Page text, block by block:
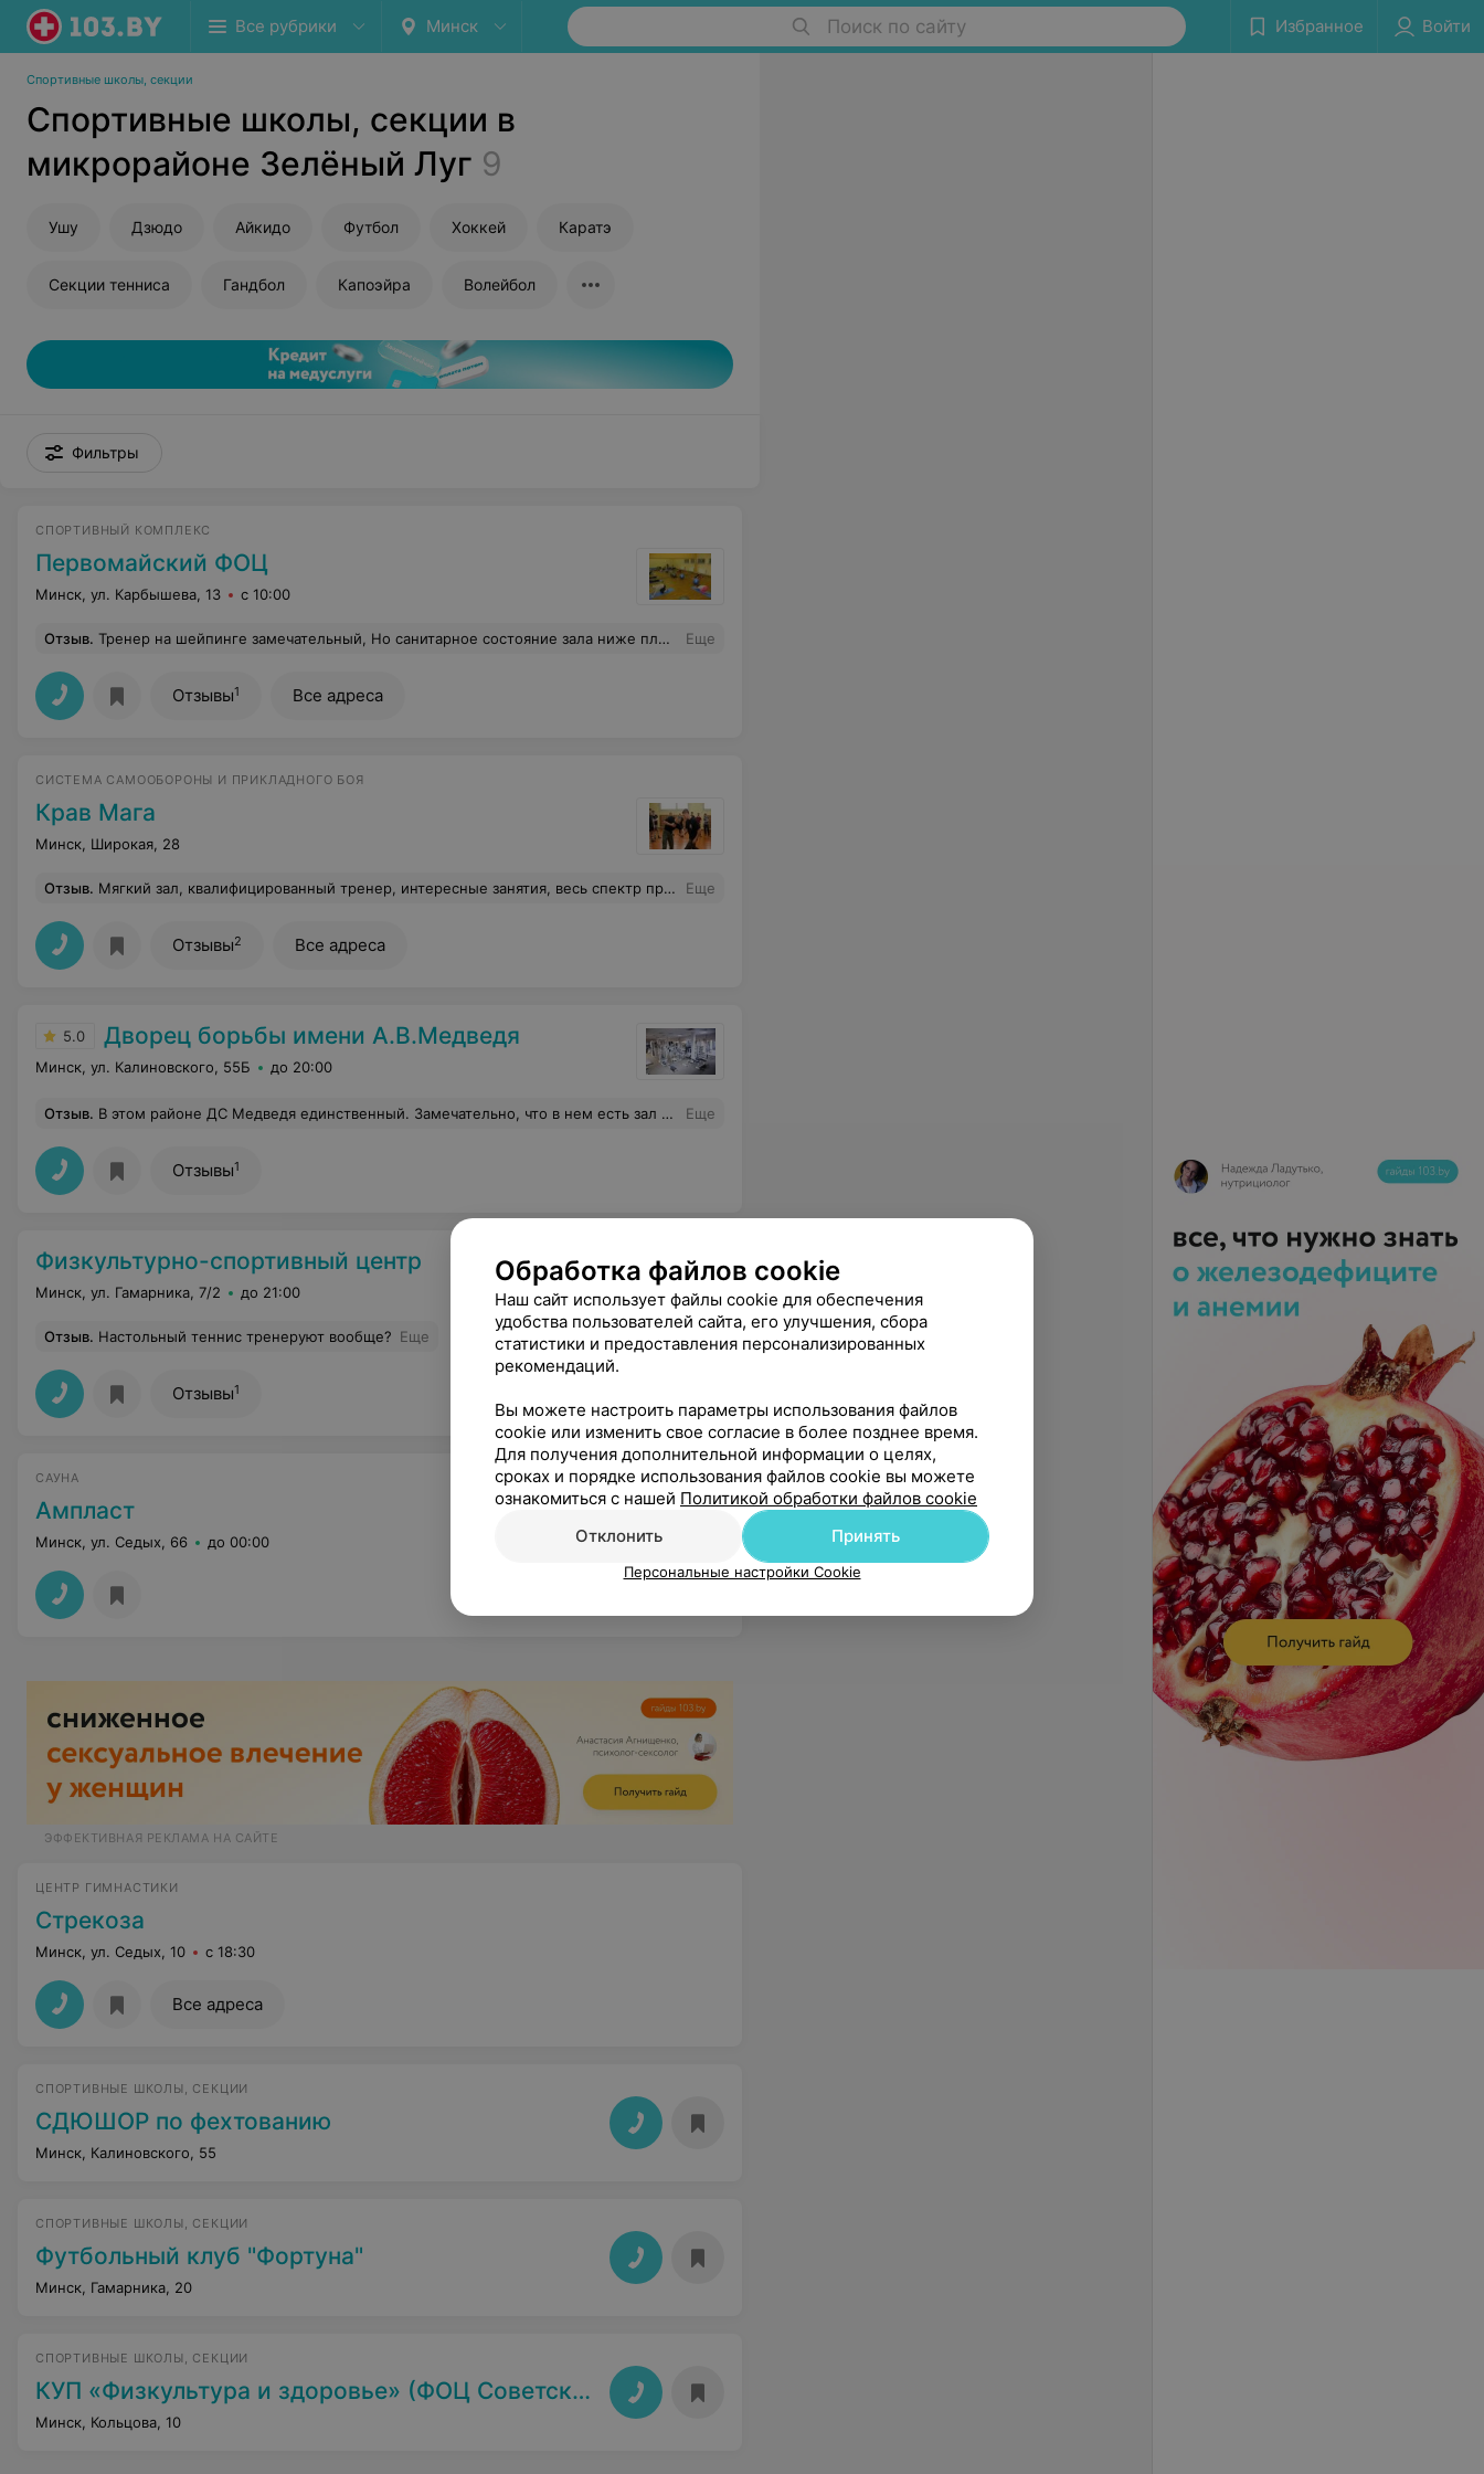
Все рубрики Минск Поиск по сайту Избранное Войти
Спортивные школы, секции
Спортивные школы, секции в
микрорайоне Зелёный Луг 9
Ушу Дзюдо Айкидо Футбол Хоккей Каратэ
Секции тенниса Гандбол Капоэйра Волейбол
Фильтры
СПОРТИВНЫЙ КОМПЛЕКС
Первомайский ФОЦ
Минск, ул. Карбышева, 13 с 10:00
Отзыв. Тренер на шейпинге замечательный, Но санитарное состояние зала ниже плинтуса Еще
Отзывы1 Все адреса
СИСТЕМА САМООБОРОНЫ И ПРИКЛАДНОГО БОЯ
Крав Мага
Минск, Широкая, 28
Отзыв. Мягкий зал, квалифицированный тренер, интересные занятия, весь спектр приемов самообороны. Возраст не помеха, адекватные нагрузки, отличное самочувствие после тренировки. Уютный комплекс с кафе, местами для отдыха, возможно заказ сауны по предварительной записи. Еще
Отзывы2 Все адреса
5.0 Дворец борьбы имени А.В.Медведя
Минск, ул. Калиновского, 55Б до 20:00
Отзыв. В этом районе ДС Медведя единственный. Замечательно, что в нем есть зал фитнеса и в нем проводятся занятия пилатесом, аэробикой и бодифлексом для всех желающих. Занятия ведет уникальный тренер с высшим образованием Ольга Давидовская, которая не только профессионально ведет занятия, но и благодаря подготовке психолога, создает в зале дружескую обстановку при которой легко заниматься совсем нелегким занятием. Если ищите хороший зал с хорошим тренером и не оч. большую оплату - вам сюда. Наша группа пилатеса занимается у Оли уже несколько лет - и мы рады новым подругам! Еще
Отзывы1
Физкультурно-спортивный центр
Минск, ул. Гамарника, 7/2 до 21:00
Отзыв. Настольный теннис тренеруют вообще? Еще
Отзывы1
САУНА
Ампласт
Минск, ул. Седых, 66 до 00:00
ЭФФЕКТИВНАЯ РЕКЛАМА НА САЙТЕ
ЦЕНТР ГИМНАСТИКИ
Стрекоза
Минск, ул. Седых, 10 с 18:30
Все адреса
СПОРТИВНЫЕ ШКОЛЫ, СЕКЦИИ
СДЮШОР по фехтованию
Минск, Калиновского, 55
СПОРТИВНЫЕ ШКОЛЫ, СЕКЦИИ
Футбольный клуб "Фортуна"
Минск, Гамарника, 20
СПОРТИВНЫЕ ШКОЛЫ, СЕКЦИИ
КУП «Физкультура и здоровье» (ФОЦ Советского района)
Минск, Кольцова, 10
Обработка файлов cookie
Наш сайт использует файлы cookie для обеспечения
удобства пользователей сайта, его улучшения, сбора
статистики и предоставления персонализированных
рекомендаций.
Вы можете настроить параметры использования файлов
cookie или изменить свое согласие в более позднее время.
Для получения дополнительной информации о целях,
сроках и порядке использования файлов cookie вы можете
ознакомиться с нашей Политикой обработки файлов cookie
Отклонить
Принять
Персональные настройки Cookie